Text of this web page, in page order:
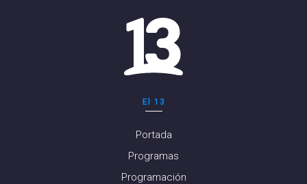
El 13
Portada
Programas
Programación